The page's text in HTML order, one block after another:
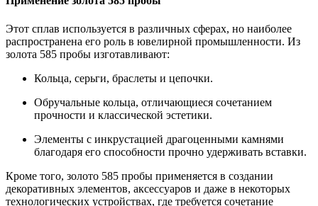
Этот сплав используется в различных сферах, но наиболее
распространена его роль в ювелирной промышленности. Из
золота 585 пробы изготавливают:
Кольца, серьги, браслеты и цепочки.
Обручальные кольца, отличающиеся сочетанием
прочности и классической эстетики.
Элементы с инкрустацией драгоценными камнями
благодаря его способности прочно удерживать вставки.
Кроме того, золото 585 пробы применяется в создании
декоративных элементов, аксессуаров и даже в некоторых
технологических устройствах, где требуется сочетание